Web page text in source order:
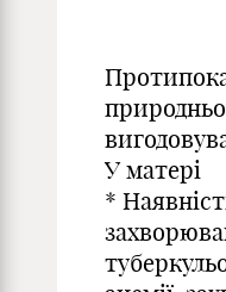
У матері
*